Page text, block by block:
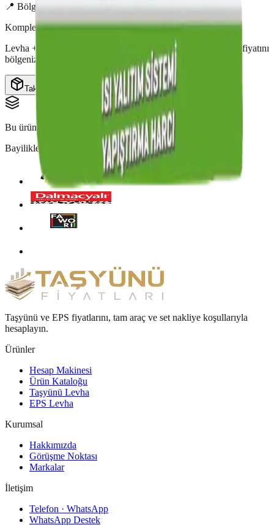
📍 Bölgesel avantaj
Komple set fiyatı hesaplayıcıda
Levha + toz grubu (yapıştırıcı, sıva, dübel, file…) komple set fiyatını
bölgenize göre üç paket seçeneğiyle hesaplayın.
Takım Fiyatını Gör →
Bu ürün genellikle sistem halinde tercih edilir.
Bayilikler
Taşyünü ve EPS fiyatlarını, tam araç ve set nakliye koşullarıyla
hesaplayın.
Ürünler
Hesap Makinesi
Ürün Kataloğu
Taşyünü Levha
EPS Levha
Kurumsal
Hakkımızda
Görüşme Noktası
Markalar
İletişim
Telefon · WhatsApp
WhatsApp Destek